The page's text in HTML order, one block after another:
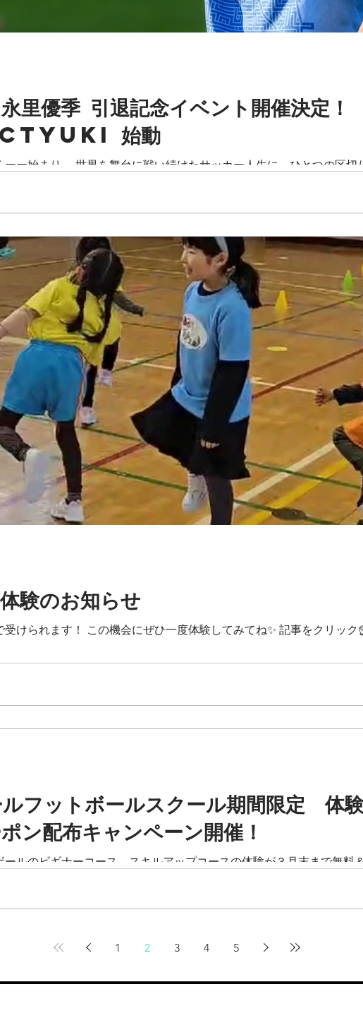
永里優季 引退記念イベント開催決定！
始動
ーー始まり。 世界を舞台に戦い続けたサッカー人生に、ひとつの区切
永里優季 引退記念イベント、#projectYUKI 始動。 その舞台は、彼女の
験のお知らせ
2月と3月は体験が無料で受けられます！ この機会にぜひ一度体験してみてね✨ 記事をク
フットボールスクール期間限定 体
ン配布キャンペーン開催！
ールのビギナーコース、スキルアップコースの体験が３月末まで無料
1 2 3 4 5